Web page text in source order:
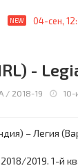
NEW 04-сен,
-
/ 2018-19 10-
– Легия
2019. 1-й